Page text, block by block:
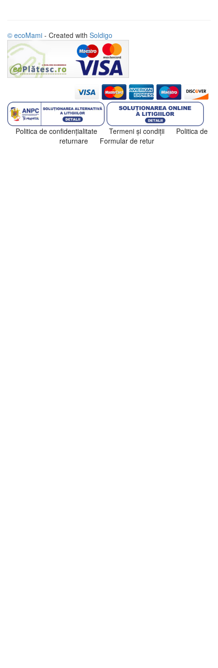
© ecoMami - Created with Soldigo
Politica de confidenţialitate Termeni şi condiţii
Politica de
returnare
Formular de retur